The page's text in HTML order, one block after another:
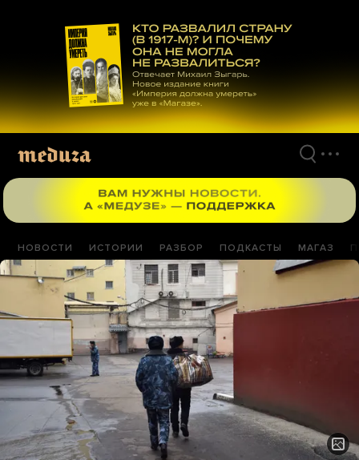
материалам
НОВОСТИ ИСТОРИИ РАЗБОР ПОДКАСТЫ МАГАЗ